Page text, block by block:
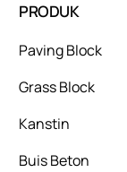
PRODUK
Paving Block
Grass Block
Kanstin
Buis Beton